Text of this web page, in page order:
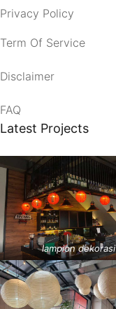
Privacy Policy
Term Of Service
Disclaimer
FAQ
Latest Projects
lampion dekorasi